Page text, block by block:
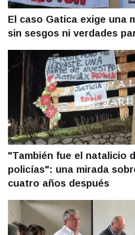
El caso Gatica exige una
sin sesgos ni verdades
"También fue el natalicio
policías": una mirada
cuatro años después